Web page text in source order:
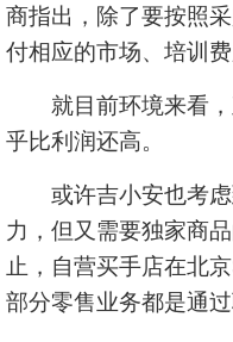
商指出，除了要按照
付相应的市场、培训费
就目前环境来看，
乎比利润还高。
或许吉小安也考虑
力，但又需要独家商
止，自营买手店在北
部分零售业务都是通过